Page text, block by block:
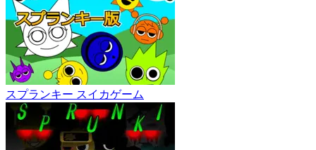
スプランキー スイカゲーム